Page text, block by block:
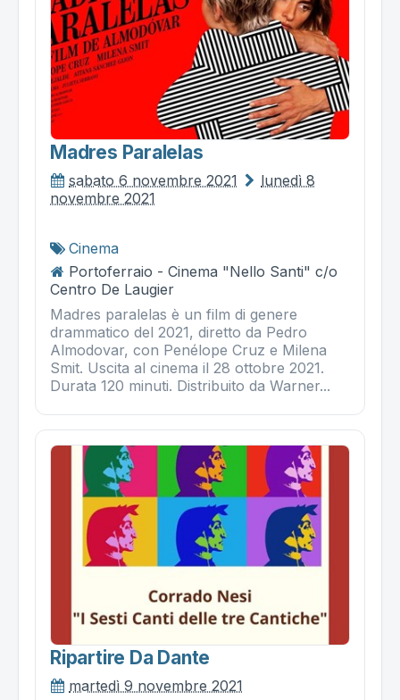
Madres Paralelas
sabato 6 novembre 2021
lunedì 8
novembre 2021
Cinema
Portoferraio - Cinema "Nello Santi" c/o
Centro De Laugier
Madres paralelas è un film di genere
drammatico del 2021, diretto da Pedro
Almodovar, con Penélope Cruz e Milena
Smit. Uscita al cinema il 28 ottobre 2021.
Durata 120 minuti. Distribuito da Warner...
Ripartire Da Dante
martedì 9 novembre 2021